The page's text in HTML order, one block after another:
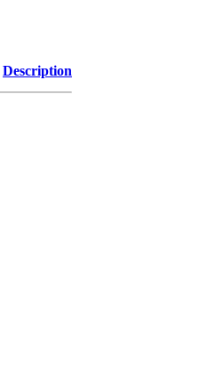
Description